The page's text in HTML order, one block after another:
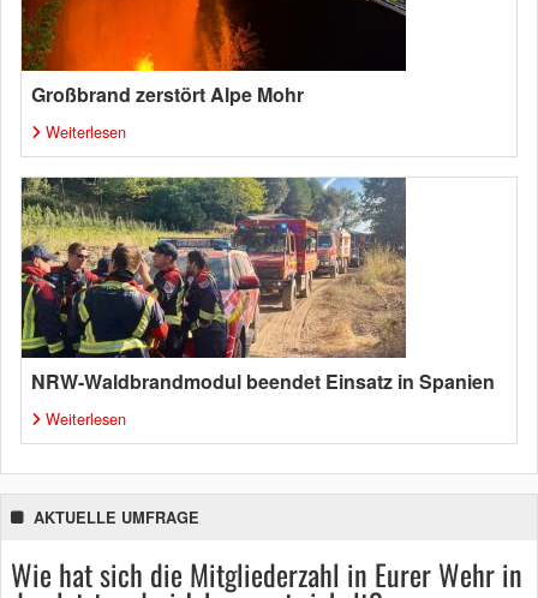
Großbrand zerstört Alpe Mohr
Weiterlesen
NRW-Waldbrandmodul beendet Einsatz in Spanien
Weiterlesen
AKTUELLE UMFRAGE
Wie hat sich die Mitgliederzahl in Eurer Wehr in